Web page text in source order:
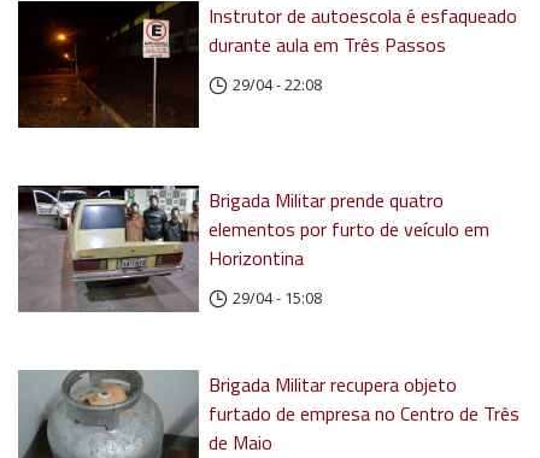
Instrutor de autoescola é esfaqueado
durante aula em Três Passos
29/04 - 22:08
Brigada Militar prende quatro
elementos por furto de veículo em
Horizontina
29/04 - 15:08
Brigada Militar recupera objeto
furtado de empresa no Centro de Três
de Maio